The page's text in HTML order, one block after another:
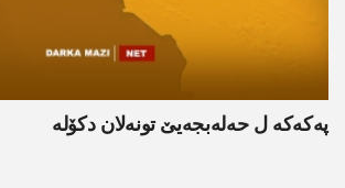
پەکەکە ل حەلەبجەیێ تونەلان دکۆلە